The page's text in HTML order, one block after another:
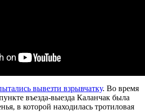
вывезти взрывчатку. Во время
въезда-выезда Каланчак была
в которой находилась тротиловая